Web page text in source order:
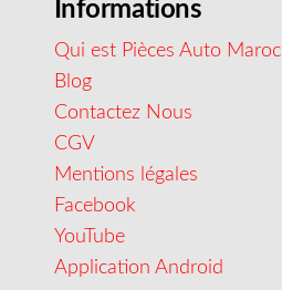
Informations
Qui est Pièces Auto Maroc
Blog
Contactez Nous
CGV
Mentions légales
Facebook
YouTube
Application Android